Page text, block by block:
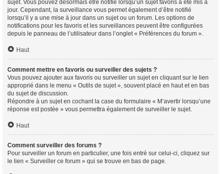
sujet. Vous pouvez désormais être notifié lorsqu’un sujet favoris a été mis à
jour. Cependant, la surveillance vous permet également d’être notifié
lorsqu’il y a une mise à jour dans un sujet ou un forum. Les options de
notifications pour les favoris et les surveillances peuvent être configurées
depuis le panneau de l’utilisateur dans l’onglet « Préférences du forum ».
Haut
Comment mettre en favoris ou surveiller des sujets ?
Vous pouvez ajouter aux favoris ou surveiller un sujet en cliquant sur le lien
approprié dans le menu « Outils de sujet », souvent placé en haut et en bas
du sujet de discussion.
Répondre à un sujet en cochant la case du formulaire « M’avertir lorsqu’une
réponse est postée » vous permettra également de surveiller le sujet.
Haut
Comment surveiller des forums ?
Pour surveiller un forum en particulier, une fois entré sur celui-ci, cliquez sur
le lien « Surveiller ce forum » qui se trouve en bas de page.